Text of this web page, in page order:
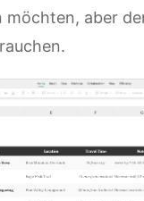
möchten, aber